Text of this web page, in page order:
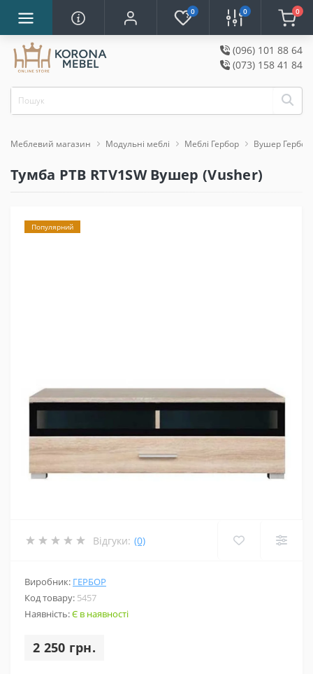
0 0 0
(096) 101 88 64
(073) 158 41 84
Меблевий магазин Модульні меблі Меблі Гербор Вушер Гербор
Тумба РТВ RTV1SW Вушер (Vusher)
Популярний
Відгуки: (0)
Виробник: ГЕРБОР
Код товару: 5457
Наявність:Є в наявності
2 250 грн.